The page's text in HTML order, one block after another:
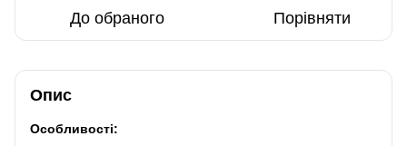
До обраного Порівняти
Опис
Особливості: